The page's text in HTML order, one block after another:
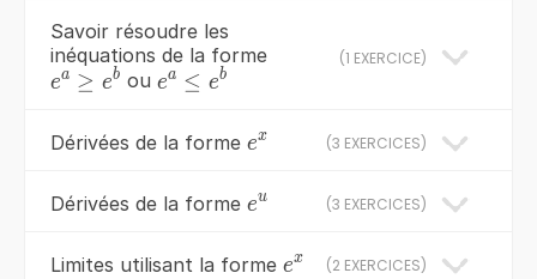
Savoir résoudre les
inéquations de la forme
e^{a}
e^{b}
ea ≥ eb ou e^{a}
e^{b}
ea ≤ eb
(1 EXERCICE)
Dérivées de la forme e^{x}
ex (3 EXERCICES)
Dérivées de la forme e^{u}
eu (3 EXERCICES)
Limites utilisant la forme e^x
ex (2 EXERCICES)